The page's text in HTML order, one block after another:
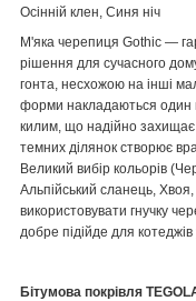
Осінній клен, Синя ніч
М'яка черепиця Gothic —
рішення для сучасного
гонта, несхожою на інші
форми накладаються один
килим, що надійно захищає
темних ділянок створює
Великий вибір кольорів
Альпійський сланець, Хвоя,
використовувати гнучку
добре підійде для котеджів
Бітумова покрівля